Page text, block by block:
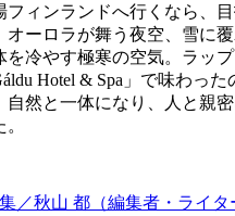
フィンランドへ行くなら、
オーロラが舞う夜空、雪に
を冷やす極寒の空気。ラッ
Hotel & Spa」で味わっ
自然と一体になり、人と親
／秋山 都（編集者・ライタ